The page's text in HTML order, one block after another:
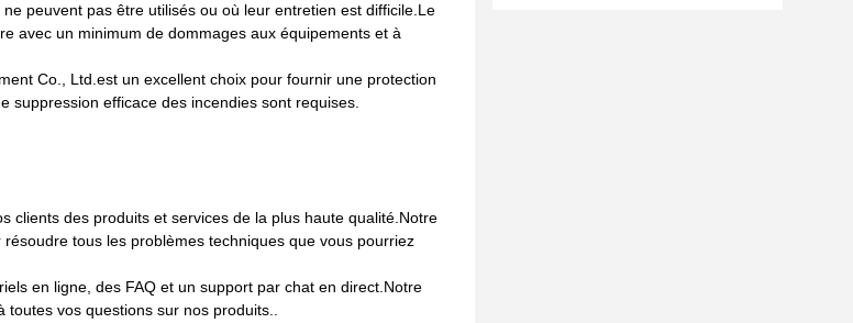
peuvent pas être utilisés ou où leur entretien est difficile.Le
avec un minimum de dommages aux équipements et à
Co., Ltd.est un excellent choix pour fournir une protection
efficace des incendies sont requises.
clients des produits et services de la plus haute qualité.Notre
tous les problèmes techniques que vous pourriez
en ligne, des FAQ et un support par chat en direct.Notre
vos questions sur nos produits..